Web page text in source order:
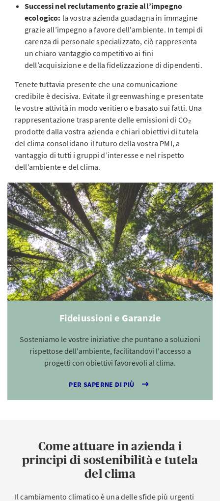
Successi nel reclutamento grazie all’impegno
ecologico: la vostra azienda guadagna in immagine
grazie all’impegno a favore dell'ambiente. In tempi di
carenza di personale specializzato, ciò rappresenta
un chiaro vantaggio competitivo ai fini
dell’acquisizione e della fidelizzazione di dipendenti.
Tenete tuttavia presente che una comunicazione
credibile è decisiva. Evitate il greenwashing e presentate
le vostre attività in modo veritiero e basato sui fatti. Una
rappresentazione trasparente delle emissioni di CO₂
prodotte dalla vostra azienda e chiari obiettivi di tutela
del clima consolidano il futuro della vostra PMI, a
vantaggio di tutti i gruppi d’interesse e nel rispetto
dell’ambiente e del clima.
Fideiussioni e Garanzie
Sosteniamo le vostre iniziative che puntano a soluzioni
rispettose dell'ambiente, facilitandovi l'accesso a
progetti con obiettivi favorevoli al clima.
PER SAPERNE DI PIÙ
Come attuare in azienda i
principi di sostenibilità e tutela
del clima
Il cambiamento climatico è una delle sfide più urgenti